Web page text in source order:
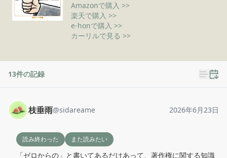
Amazonで購入 >>
楽天で購入 >>
e-honで購入 >>
カーリルで見る >>
13件の記録
枝垂雨@sidareame 2026年6月23日
読み終わった また読みたい
「ゼロからの」と書いてあるだけあって、著作権に関する知識